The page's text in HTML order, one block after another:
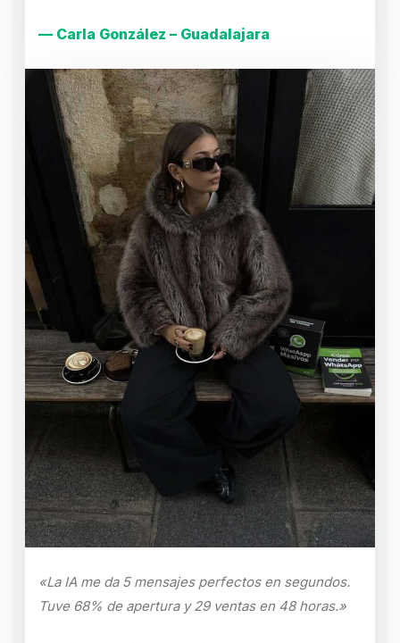
— Carla González – Guadalajara
«La IA me da 5 mensajes perfectos en segundos.
Tuve 68% de apertura y 29 ventas en 48 horas.»